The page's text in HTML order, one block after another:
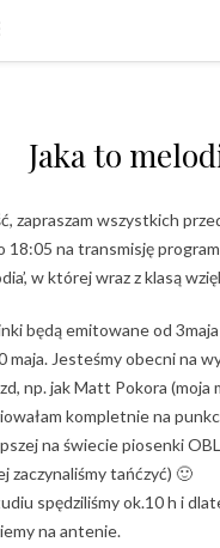
Jaka to
zapraszam wszystkich
18:05 na transmisję
w której wraz z klasą
będą emitowane od 3maja
maja. Jesteśmy obecni na
np. jak Matt Pokora (moja
kompletnie na
na świecie piosenki
zaczynaliśmy tańćzyć) 🙂
spędziliśmy ok.10 h i
na antenie.